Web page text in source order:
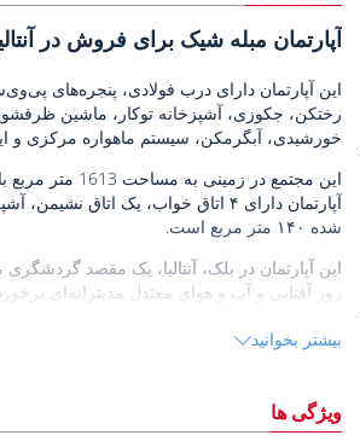
آپارتمان مبله شیک برای فروش در
خورشیدی، آبگرمکن، سیستم ماهواره مرکزی و
شده ۱۴۰ متر مربع است.
روز آفتابی و آب و هوای معتدل مدیترانه‌ای
آپارتمان فروشی در آنتالیا بلک
فاصله دارد.
بیشتر بخوانید
ویژگی ها